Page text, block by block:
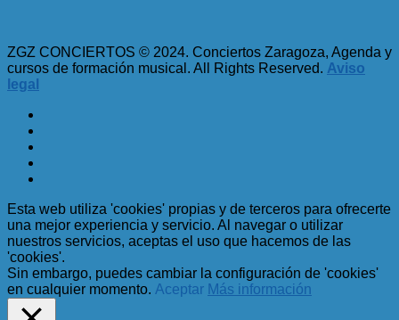
ZGZ CONCIERTOS © 2024. Conciertos Zaragoza, Agenda y
cursos de formación musical. All Rights Reserved. Aviso
legal
Esta web utiliza 'cookies' propias y de terceros para ofrecerte
una mejor experiencia y servicio. Al navegar o utilizar
nuestros servicios, aceptas el uso que hacemos de las
'cookies'.
Sin embargo, puedes cambiar la configuración de 'cookies'
en cualquier momento. Aceptar Más información